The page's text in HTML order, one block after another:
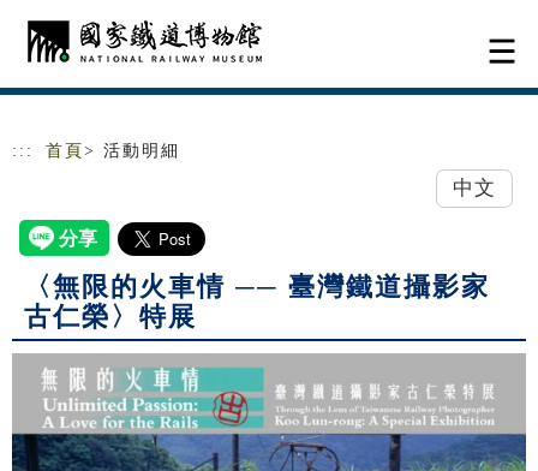
跳到主要內容
網站導覽
::: 首頁 > 活動明細
中文
〈無限的火車情 ── 臺灣鐵道攝影家
古仁榮〉特展